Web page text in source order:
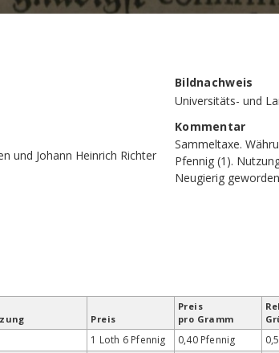
und Johann Heinrich Richter
Bildnachweis
Universitäts- und
Kommentar
Sammeltaxe.
Pfennig (1).
Neugierig
Preis
Preis
pro Gramm
1 Loth 6 Pfennig 0,40 Pfennig